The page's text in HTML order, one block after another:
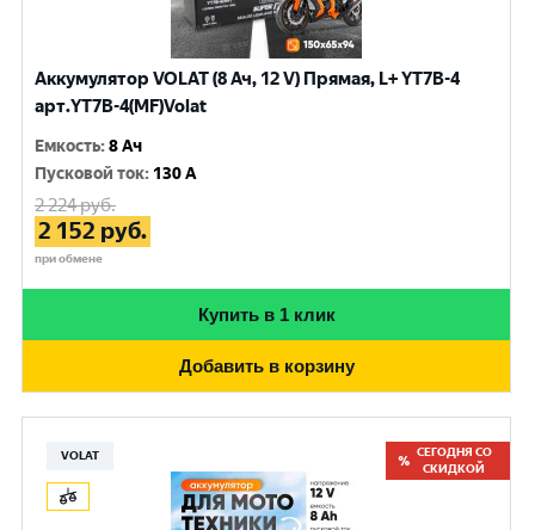
Аккумулятор VOLAT (8 Ач, 12 V) Прямая, L+ YT7B-4
арт.YT7B-4(MF)Volat
Емкость:8 Ач
Пусковой ток: 130 A
2 224руб.
2 152 руб.
при обмене
Купить в 1 клик
Добавить в корзину
VOLAT
СЕГОДНЯ СО
СКИДКОЙ